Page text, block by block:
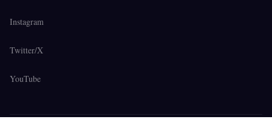
Instagram
Twitter/X
YouTube